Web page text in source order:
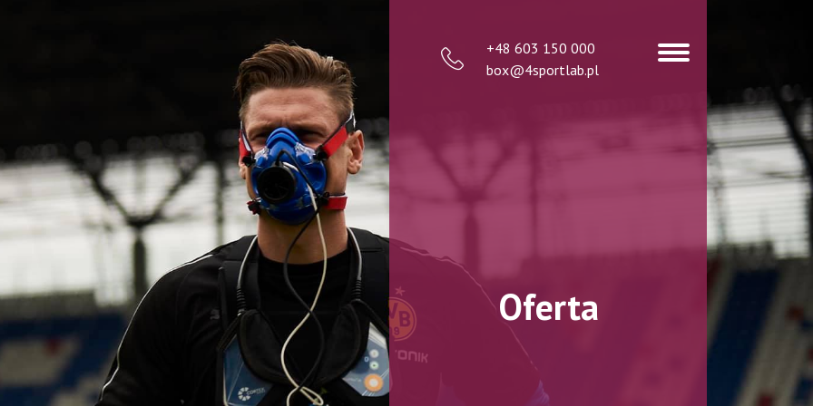
+48 603 150 000
box@4sportlab.pl
Oferta